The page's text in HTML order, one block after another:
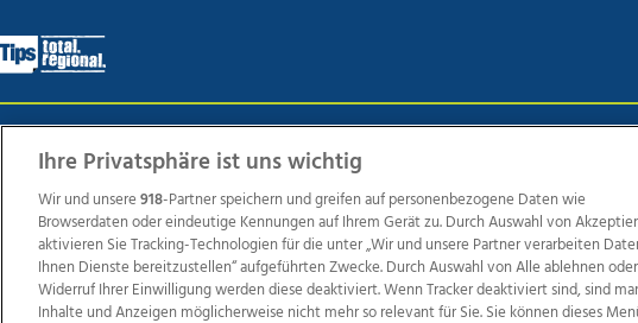
Wir über uns Mediadaten Kontakt
Weitere
TV1 di-mog-i.at OÖNow Ischler Woche Life Radio
Regionaljobs
Ihre Privatsphäre ist uns wichtig
Wir und unsere918-Partner speichern und greifen auf personenbezogene Daten wie
Browserdaten oder eindeutige Kennungen auf Ihrem Gerät zu. Durch Auswahl von
aktivieren Sie Tracking-Technologien für die unter „Wir und unsere Partner verarbeiten
Ihnen Dienste bereitzustellen“ aufgeführten Zwecke. Durch Auswahl von Alle ablehnen oder
Widerruf Ihrer Einwilligung werden diese deaktiviert. Wenn Tracker deaktiviert sind, sind
Inhalte und Anzeigen möglicherweise nicht mehr so relevant für Sie. Sie können dieses